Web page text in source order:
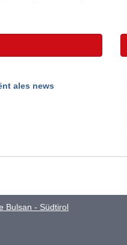
ales news
Bulsan - Südtirol